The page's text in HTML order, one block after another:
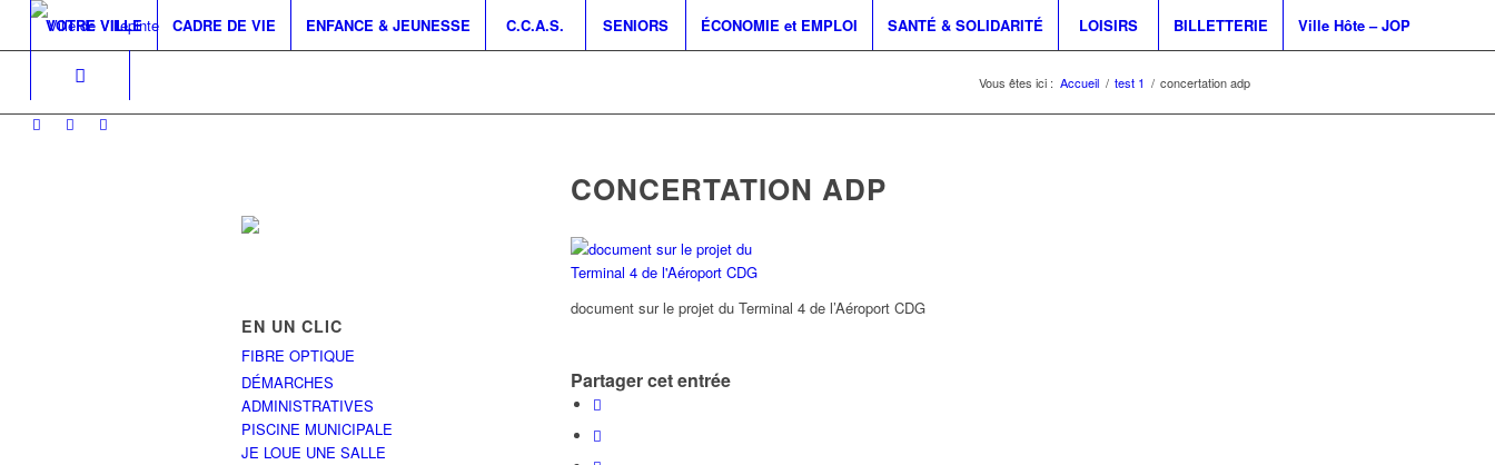
VOTRE VILLE CADRE DE VIE ENFANCE & JEUNESSE C.C.A.S. SENIORS ÉCONOMIE et EMPLOI SANTÉ & SOLIDARITÉ LOISIRS BILLETTERIE Ville Hôte – JOP
Vous êtes ici : Accueil / test 1 / concertation adp
CONCERTATION ADP
document sur le projet du Terminal 4 de l’Aéroport CDG
Partager cet entrée
EN UN CLIC
FIBRE OPTIQUE
DÉMARCHES
ADMINISTRATIVES
PISCINE MUNICIPALE
JE LOUE UNE SALLE